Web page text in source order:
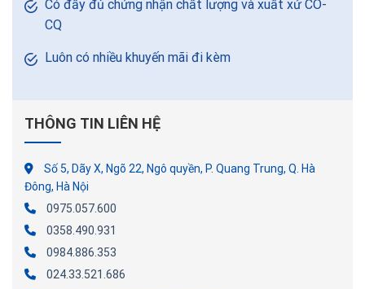
Có đầy đủ chứng nhận chất lượng và xuất xứ CO-
CQ
Luôn có nhiều khuyến mãi đi kèm
THÔNG TIN LIÊN HỆ
Số 5, Dãy X, Ngõ 22, Ngô quyền, P. Quang Trung, Q. Hà
Đông, Hà Nội
0975.057.600
0358.490.931
0984.886.353
024.33.521.686